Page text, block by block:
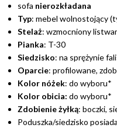
sofa nierozkładana
Typ: mebel wolnostojący
Stelaż: wzmocniony
Pianka: T-30
Siedzisko: na sprężynie
Oparcie: profilowane,
Kolor nóżek: do wyboru*
Kolor obicia: do wyboru*
Zdobienie żyłką: boczki,
Poduszka/siedzisko posiada